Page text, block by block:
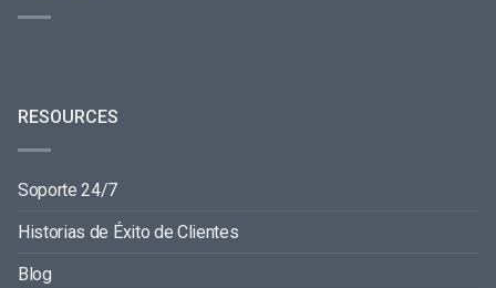
RESOURCES
Soporte 24/7
Historias de Éxito de Clientes
Blog